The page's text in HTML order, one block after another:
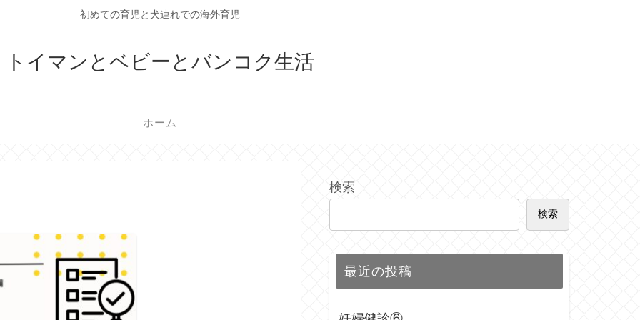
初めての育児と犬連れでの海外育児
トイマンとベビーとバンコク生活
ホーム
検索
検索
最近の投稿